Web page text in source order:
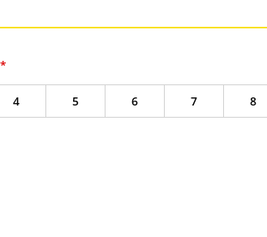
*
4 5 6 7 8